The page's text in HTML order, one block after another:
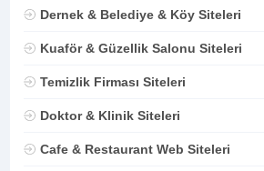
Dernek & Belediye & Köy Siteleri
Kuaför & Güzellik Salonu Siteleri
Temizlik Firması Siteleri
Doktor & Klinik Siteleri
Cafe & Restaurant Web Siteleri